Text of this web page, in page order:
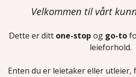
Velkommen til vårt
Dette er ditt one-stop og go-to
leieforhold.
Enten du er leietaker eller